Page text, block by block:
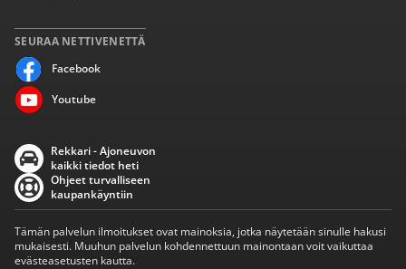
SEURAA NETTIVENETTÄ
Facebook
Youtube
Rekkari - Ajoneuvon
kaikki tiedot heti
Ohjeet turvalliseen
kaupankäyntiin
Tämän palvelun ilmoitukset ovat mainoksia, jotka näytetään sinulle hakusi
mukaisesti. Muuhun palvelun kohdennettuun mainontaan voit vaikuttaa
evästeasetusten kautta.